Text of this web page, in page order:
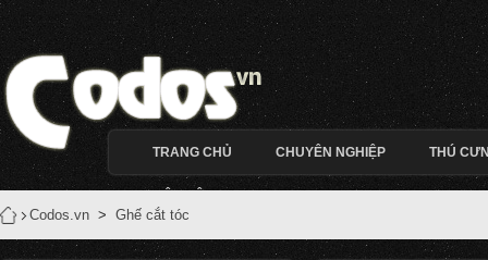
TRANG CHỦ CHUYÊN NGHIỆP THÚ
Codos.vn > Ghế cắt tóc